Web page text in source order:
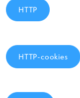
HTTP
HTTP-cookies